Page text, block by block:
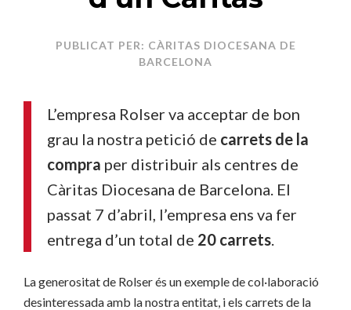
PUBLICAT PER: CÀRITAS DIOCESANA DE
BARCELONA
L’empresa Rolser va acceptar de bon
grau la nostra petició de carrets de la
compra per distribuir als centres de
Càritas Diocesana de Barcelona. El
passat 7 d’abril, l’empresa ens va fer
entrega d’un total de 20 carrets.
La generositat de Rolser és un exemple de col·laboració
desinteressada amb la nostra entitat, i els carrets de la